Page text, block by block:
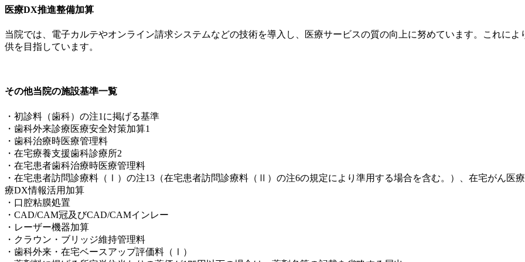
医療DX推進整備加算
当院では、電子カルテやオンライン請求システムなどの技術を導入し、医療サービスの質の向上に努めています。これに
供を目指しています。
その他当院の施設基準一覧
・初診料（歯科）の注1に掲げる基準
・歯科外来診療医療安全対策加算1
・歯科治療時医療管理料
・在宅療養支援歯科診療所2
・在宅患者歯科治療時医療管理料
・在宅患者訪問診療料（Ⅰ）の注13（在宅患者訪問診療料（Ⅱ）の注6の規定により準用する場合を含む。）、在宅がん医
療DX情報活用加算
・口腔粘膜処置
・CAD/CAM冠及びCAD/CAMインレー
・レーザー機器加算
・クラウン・ブリッジ維持管理料
・歯科外来・在宅ベースアップ評価料（Ⅰ）